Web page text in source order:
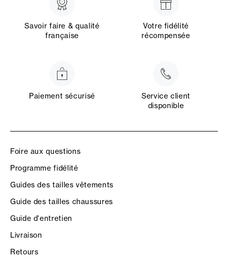
Savoir faire & qualité
française
Votre fidélité
récompensée
Paiement sécurisé
Service client
disponible
Foire aux questions
Programme fidélité
Guides des tailles vêtements
Guide des tailles chaussures
Guide d'entretien
Livraison
Retours